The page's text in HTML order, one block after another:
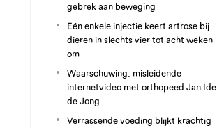
gebrek aan beweging
Eén enkele injectie keert artrose bij
dieren in slechts vier tot acht weken
om
Waarschuwing: misleidende
internetvideo met orthopeed Jan Ide
de Jong
Verrassende voeding blijkt krachtig